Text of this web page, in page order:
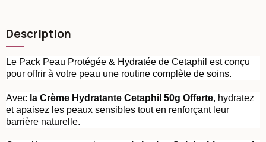
Description
Le Pack Peau Protégée & Hydratée de Cetaphil est conçu
pour offrir à votre peau une routine complète de soins.
Avec la Crème Hydratante Cetaphil 50g Offerte, hydratez
et apaisez les peaux sensibles tout en renforçant leur
barrière naturelle.